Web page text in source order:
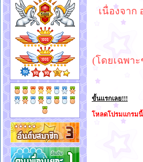
เนื่องจาก
(โดยเฉพา
ขั้นแรกเลย!!!
โหลดโปรมแกรมนี้